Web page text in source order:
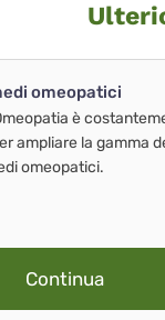
omeopatici
è
ampliare la gamma
omeopatici.
Continua